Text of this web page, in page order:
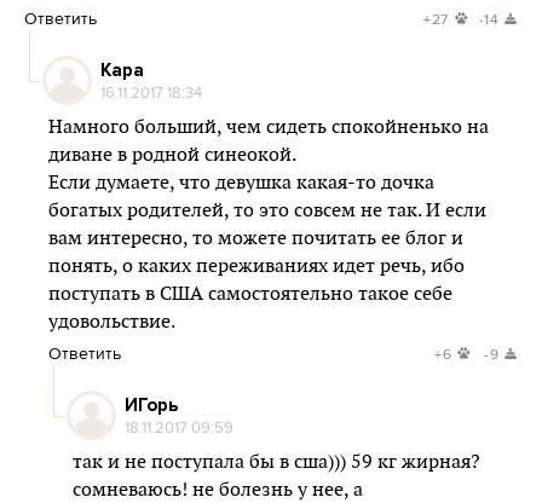
Ответить +27 -14
Кара
16.11.2017 18:34
Намного больший, чем сидеть спокойненько на
диване в родной синеокой.
Если думаете, что девушка какая-то дочка
богатых родителей, то это совсем не так. И если
вам интересно, то можете почитать ее блог и
понять, о каких переживаниях идет речь, ибо
поступать в США самостоятельно такое себе
удовольствие.
Ответить +6 -9
ИГорь
18.11.2017 09:59
так и не поступала бы в сша))) 59 кг жирная?
сомневаюсь! не болезнь у нее, а